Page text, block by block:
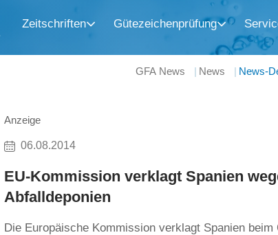
Zeitschriften Gütezeichenprüfung
GFA News News News-
Anzeige
06.08.2014
EU-Kommission verklagt Spanien
Abfalldeponien
Die Europäische Kommission verklagt Spanien